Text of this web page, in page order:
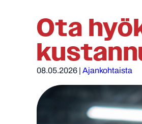
Ota
08.05.2026|Ajankohtaista